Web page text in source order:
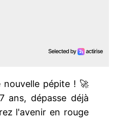
nouvelle pépite ! 🚀
ans, dépasse déjà
l'avenir en rouge